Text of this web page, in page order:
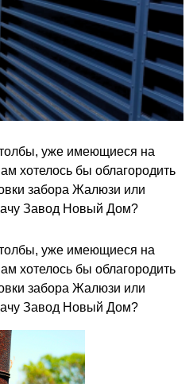
уже имеющиеся на
хотелось бы облагородить
забора Жалюзи или
Завод Новый Дом?
уже имеющиеся на
хотелось бы облагородить
забора Жалюзи или
Завод Новый Дом?